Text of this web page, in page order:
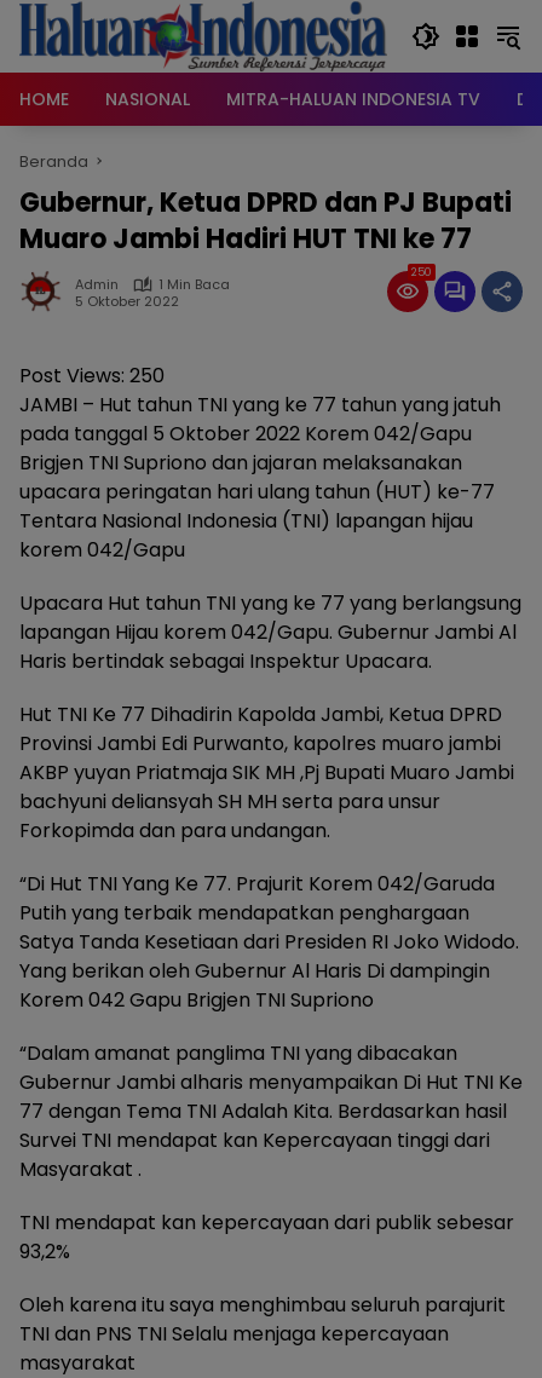
Langsung
konten
HOME
NASIONAL MITRA-HALUAN INDONESIA TV
Beranda
Gubernur, Ketua DPRD dan PJ Bupati
Muaro Jambi Hadiri HUT TNI ke 77
Admin
1 Min Baca
5 Oktober 2022
250
Post Views: 250
JAMBI – Hut tahun TNI yang ke 77 tahun yang jatuh
pada tanggal 5 Oktober 2022 Korem 042/Gapu
Brigjen TNI Supriono dan jajaran melaksanakan
upacara peringatan hari ulang tahun (HUT) ke-77
Tentara Nasional Indonesia (TNI) lapangan hijau
korem 042/Gapu
Upacara Hut tahun TNI yang ke 77 yang berlangsung
lapangan Hijau korem 042/Gapu. Gubernur Jambi Al
Haris bertindak sebagai Inspektur Upacara.
Hut TNI Ke 77 Dihadirin Kapolda Jambi, Ketua DPRD
Provinsi Jambi Edi Purwanto, kapolres muaro jambi
AKBP yuyan Priatmaja SIK MH ,Pj Bupati Muaro Jambi
bachyuni deliansyah SH MH serta para unsur
Forkopimda dan para undangan.
“Di Hut TNI Yang Ke 77. Prajurit Korem 042/Garuda
Putih yang terbaik mendapatkan penghargaan
Satya Tanda Kesetiaan dari Presiden RI Joko Widodo.
Yang berikan oleh Gubernur Al Haris Di dampingin
Korem 042 Gapu Brigjen TNI Supriono
“Dalam amanat panglima TNI yang dibacakan
Gubernur Jambi alharis menyampaikan Di Hut TNI Ke
77 dengan Tema TNI Adalah Kita. Berdasarkan hasil
Survei TNI mendapat kan Kepercayaan tinggi dari
Masyarakat .
TNI mendapat kan kepercayaan dari publik sebesar
93,2%
Oleh karena itu saya menghimbau seluruh parajurit
TNI dan PNS TNI Selalu menjaga kepercayaan
masyarakat